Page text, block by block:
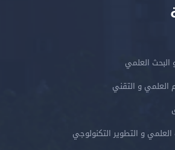
البحث العلمي
العلمي و التقني
العلمي و التطوير التكنولوجي